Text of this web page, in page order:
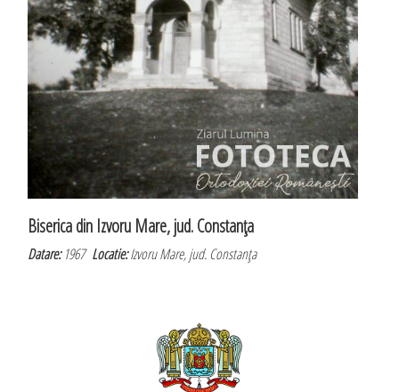
Biserica din Izvoru Mare, jud. Constanţa
Datare:1967Locatie:Izvoru Mare, jud. Constanţa